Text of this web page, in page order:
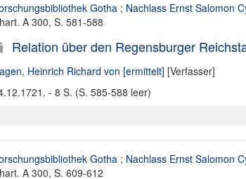
Gotha; Nachlass Ernst Salomon
A 300, S. 581-588
Relation über den Regensburger
Heinrich Richard von [ermittelt] [Verfasser]
- 8 S. (S. 585-588 leer)
Gotha; Nachlass Ernst Salomon
A 300, S. 609-612